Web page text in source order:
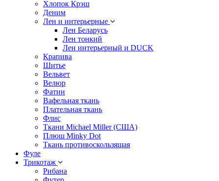
Хлопок Крэш
Деним
Лен и интерьерные
Лен Беларусь
Лен тонкий
Лен интерьерный и DUCK
Крапива
Шитье
Вельвет
Велюр
Фатин
Вафельная ткань
Плательная ткань
Флис
Ткани Michael Miller (США)
Плюш Minky Dot
Ткань противоскользящая
Фуле
Трикотаж
Рибана